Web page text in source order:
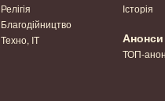
Релігія
Благодійництво
Техно, IT
Історія
Анонси
ТОП-